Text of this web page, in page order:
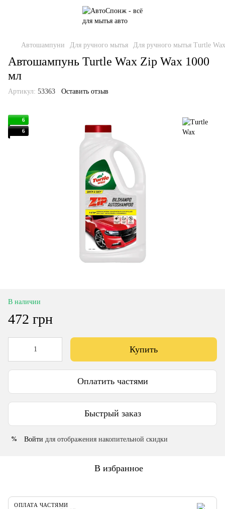
Автошампуни Для ручного мытья Для ручного мытья Turtle Wax
Автошампунь Turtle Wax Zip Wax 1000
мл
Артикул: 53363 Оставить отзыв
6
6
В наличии
472 грн
Купить
Оплатить частями
Быстрый заказ
% Войти для отображения накопительной скидки
В избранное
ОПЛАТА ЧАСТЯМИ